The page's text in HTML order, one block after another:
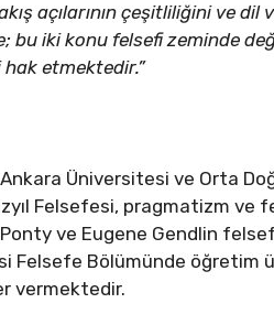
açılarının çeşitliliğini ve
bu iki konu felsefi zeminde
hak etmektedir.”
Üniversitesi ve Orta
Felsefesi, pragmatizm ve
ve Eugene Gendlin
Felsefe Bölümünde öğretim
vermektedir.